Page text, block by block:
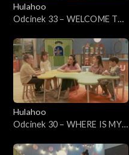
Hulahoo
Odcinek 33 – WELCOME TO
safari
Hulahoo
Odcinek 30 – WHERE IS MY
Nauka przyimków